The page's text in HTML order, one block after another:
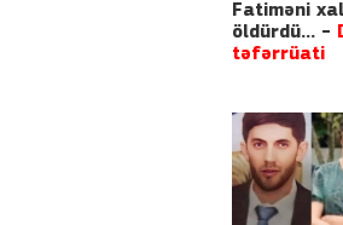
Fatiməni
öldürdü... -
təfərrüati